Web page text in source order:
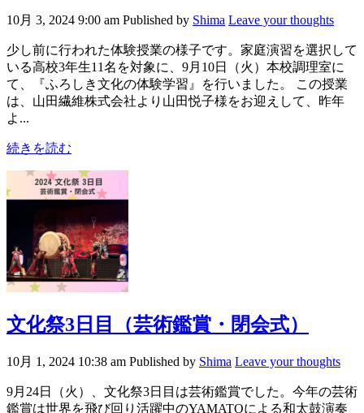
10月 3, 2024 9:00 am Published by Shima Leave your thoughts
少し前に行われた体験授業の様子です。家庭演習を選択して
いる高校3年生11名を対象に、9月10日（火）本校調理室に
て、『ふろしき文化の体験学習』を行いました。 この授業
は、山田繊維株式会社より山田悦子様をお迎えして、昨年
よ...
続きを読む
文化祭3日目（芸術鑑賞・閉会式）
10月 1, 2024 10:38 am Published by Shima Leave your thoughts
9月24日（火）、文化祭3日目は芸術鑑賞でした。今年の芸術
鑑賞は世界を飛び回り活躍中のYAMATOによる和太鼓演奏